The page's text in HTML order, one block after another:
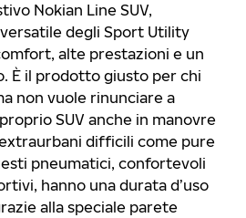
Nokian Line SUV,
degli Sport Utility
alte prestazioni e un
È il prodotto giusto per chi
non vuole rinunciare a
SUV anche in manovre
difficili come pure
pneumatici, confortevoli
hanno una durata d’uso
alla speciale parete